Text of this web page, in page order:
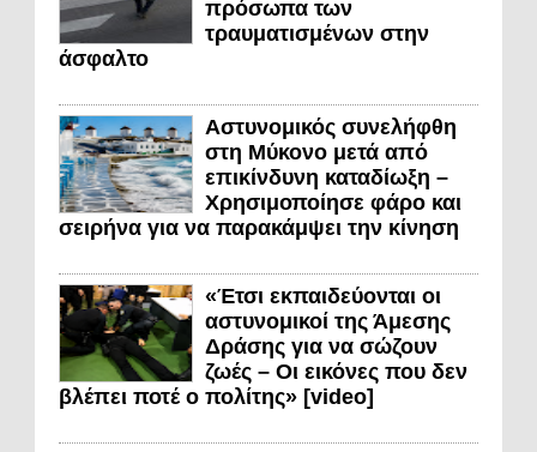
πρόσωπα των
τραυματισμένων στην
άσφαλτο
Αστυνομικός συνελήφθη
στη Μύκονο μετά από
επικίνδυνη καταδίωξη –
Χρησιμοποίησε φάρο και
σειρήνα για να παρακάμψει την κίνηση
«Έτσι εκπαιδεύονται οι
αστυνομικοί της Άμεσης
Δράσης για να σώζουν
ζωές – Οι εικόνες που δεν
βλέπει ποτέ ο πολίτης» [video]